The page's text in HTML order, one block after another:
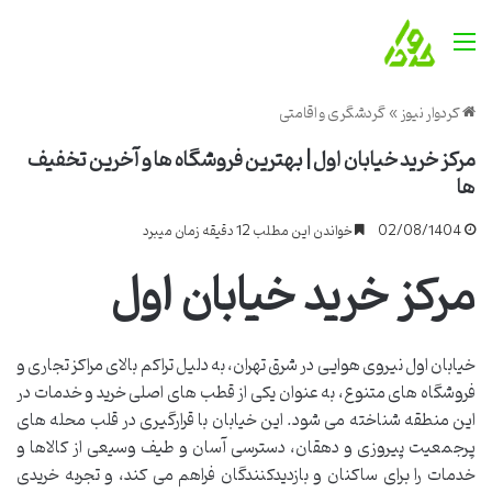
منو
کردوار نیوز»گردشگری و اقامتی
مرکز خرید خیابان اول | بهترین فروشگاه ها و آخرین تخفیف
ها
02/08/1404 خواندن این مطلب 12 دقیقه زمان میبرد
مرکز خرید خیابان اول
خیابان اول نیروی هوایی در شرق تهران، به دلیل تراکم بالای مراکز تجاری و
فروشگاه های متنوع، به عنوان یکی از قطب های اصلی خرید و خدمات در
این منطقه شناخته می شود. این خیابان با قرارگیری در قلب محله های
پرجمعیت پیروزی و دهقان، دسترسی آسان و طیف وسیعی از کالاها و
خدمات را برای ساکنان و بازدیدکنندگان فراهم می کند، و تجربه خریدی